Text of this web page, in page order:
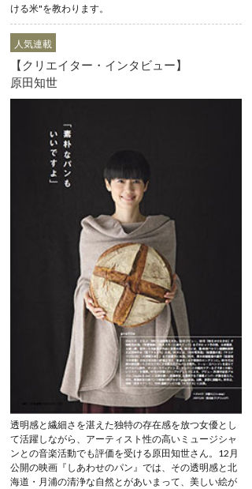
ける米"を教わります。
人気連載
【クリエイター・インタビュー】
原田知世
透明感と繊細さを湛えた独特の存在感を放つ女優とし
て活躍しながら、アーティスト性の高いミュージシャ
ンとの音楽活動でも評価を受ける原田知世さん。12月
公開の映画『しあわせのパン』では、その透明感と北
海道・月浦の清浄な自然とがあいまって、美しい絵が